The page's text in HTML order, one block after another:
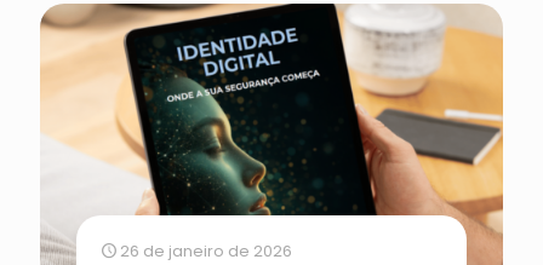
26 de janeiro de 2026